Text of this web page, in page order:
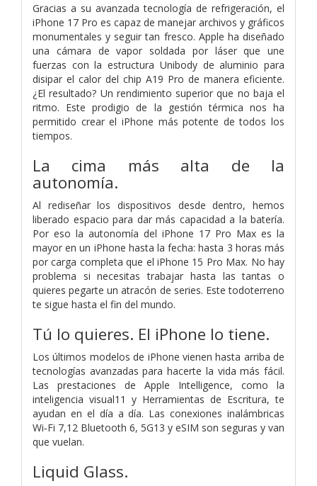
Gracias a su avanzada tecnología de refrigeración, el
iPhone 17 Pro es capaz de manejar archivos y gráficos
monumentales y seguir tan fresco. Apple ha diseñado
una cámara de vapor soldada por láser que une
fuerzas con la estructura Unibody de aluminio para
disipar el calor del chip A19 Pro de manera eficiente.
¿El resultado? Un rendimiento superior que no baja el
ritmo. Este prodigio de la gestión térmica nos ha
permitido crear el iPhone más potente de todos los
tiempos.
La cima más alta de la
autonomía.
Al rediseñar los dispositivos desde dentro, hemos
liberado espacio para dar más capacidad a la batería.
Por eso la autonomía del iPhone 17 Pro Max es la
mayor en un iPhone hasta la fecha: hasta 3 horas más
por carga completa que el iPhone 15 Pro Max. No hay
problema si necesitas trabajar hasta las tantas o
quieres pegarte un atracón de series. Este todoterreno
te sigue hasta el fin del mundo.
Tú lo quieres. El iPhone lo tiene.
Los últimos modelos de iPhone vienen hasta arriba de
tecnologías avanzadas para hacerte la vida más fácil.
Las prestaciones de Apple Intelligence, como la
inteligencia visual11 y Herramientas de Escritura, te
ayudan en el día a día. Las conexiones inalámbricas
Wi‑Fi 7,12 Bluetooth 6, 5G13 y eSIM son seguras y van
que vuelan.
Liquid Glass.